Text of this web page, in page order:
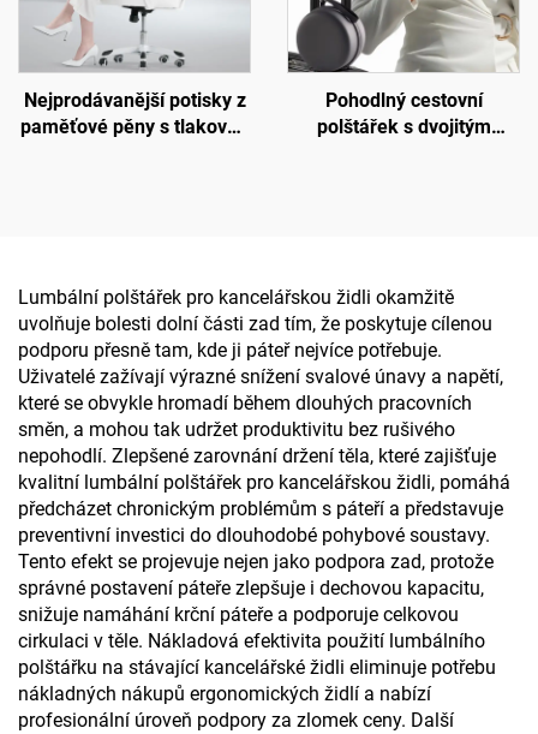
Nejprodávanější potisky z
paměťové pěny s tlakovou
Pohodlný cestovní
polštářek s dvojitým
Lumbální polštářek pro kancelářskou židli okamžitě
uvolňuje bolesti dolní části zad tím, že poskytuje cílenou
podporu přesně tam, kde ji páteř nejvíce potřebuje.
Uživatelé zažívají výrazné snížení svalové únavy a napětí,
které se obvykle hromadí během dlouhých pracovních
směn, a mohou tak udržet produktivitu bez rušivého
nepohodlí. Zlepšené zarovnání držení těla, které zajišťuje
kvalitní lumbální polštářek pro kancelářskou židli, pomáhá
předcházet chronickým problémům s páteří a představuje
preventivní investici do dlouhodobé pohybové soustavy.
Tento efekt se projevuje nejen jako podpora zad, protože
správné postavení páteře zlepšuje i dechovou kapacitu,
snižuje namáhání krční páteře a podporuje celkovou
cirkulaci v těle. Nákladová efektivita použití lumbálního
polštářku na stávající kancelářské židli eliminuje potřebu
nákladných nákupů ergonomických židlí a nabízí
profesionální úroveň podpory za zlomek ceny. Další